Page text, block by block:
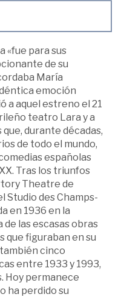
«fue para sus
de su
María
emoción
a aquel estreno el 21
teatro Lara y a
durante décadas,
de todo el mundo,
españolas
Tras los triunfos
Theatre de
Studio des Champs-
en 1936 en la
de las escasas obras
figuraban en su
cinco
entre 1933 y 1993,
Hoy permanece
ha perdido su